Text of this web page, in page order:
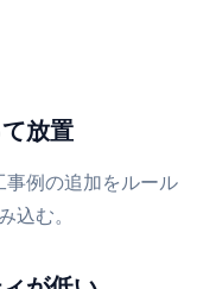
放置
事例の追加をルール
込む。